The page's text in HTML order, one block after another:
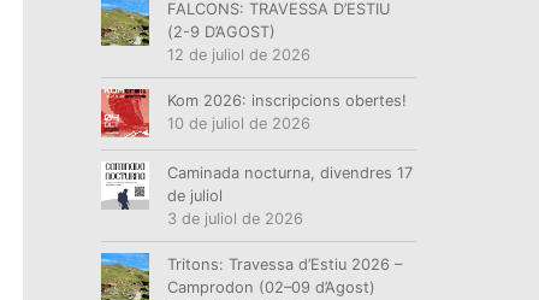
FALCONS: TRAVESSA D’ESTIU
(2-9 D’AGOST)
12 de juliol de 2026
Kom 2026: inscripcions obertes!
10 de juliol de 2026
Caminada nocturna, divendres 17
de juliol
3 de juliol de 2026
Tritons: Travessa d’Estiu 2026 –
Camprodon (02–09 d’Agost)